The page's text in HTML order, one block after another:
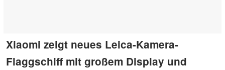
Xiaomi zeigt neues Leica-Kamera-
Flaggschiff mit großem Display und